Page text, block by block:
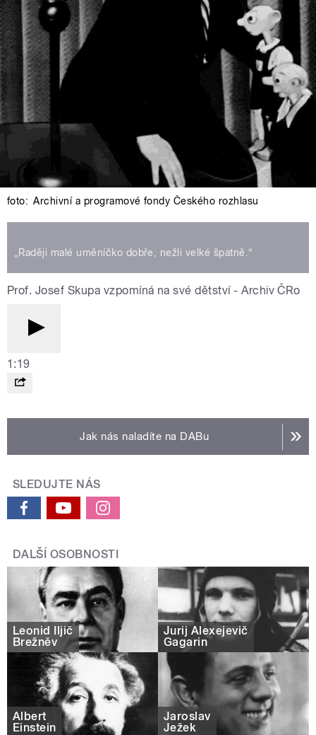
foto: Archivní a programové fondy Českého rozhlasu
„Raději malé uměníčko dobře, nežli velké špatně.“
Prof. Josef Skupa vzpomíná na své dětství - Archiv ČRo
1:19
Jak nás naladíte na DABu
SLEDUJTE NÁS
DALŠÍ OSOBNOSTI
Leonid Iljič
Brežněv
Jurij Alexejevič
Gagarin
Albert
Einstein
Jaroslav
Ježek